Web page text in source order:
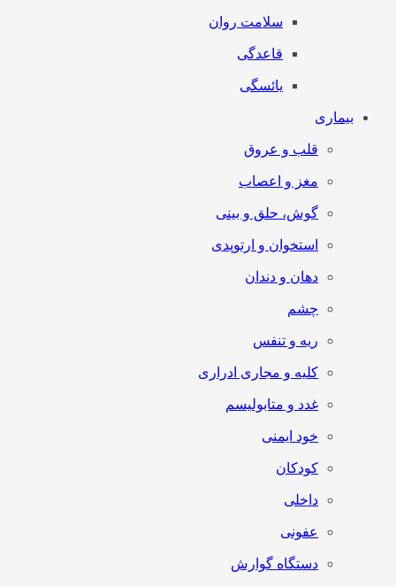
سلامت روان
قاعدگی
یائسگی
بیماری
قلب و عروق
مغز و اعصاب
گوش، حلق و بینی
استخوان و ارتوپدی
دهان و دندان
چشم
ریه و تنفس
کلیه و مجاری ادراری
غدد و متابولیسم
خود ایمنی
کودکان
داخلی
عفونی
دستگاه گوارش